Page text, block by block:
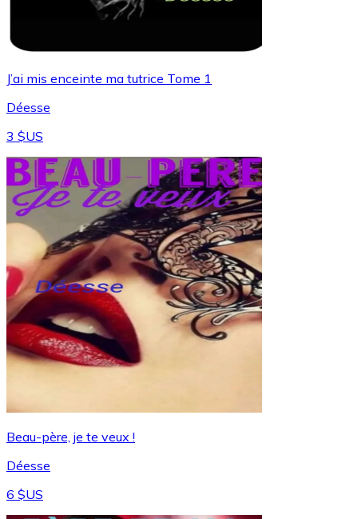
J’ai mis enceinte ma tutrice Tome 1
Déesse
3 $US
Beau-père, je te veux !
Déesse
6 $US